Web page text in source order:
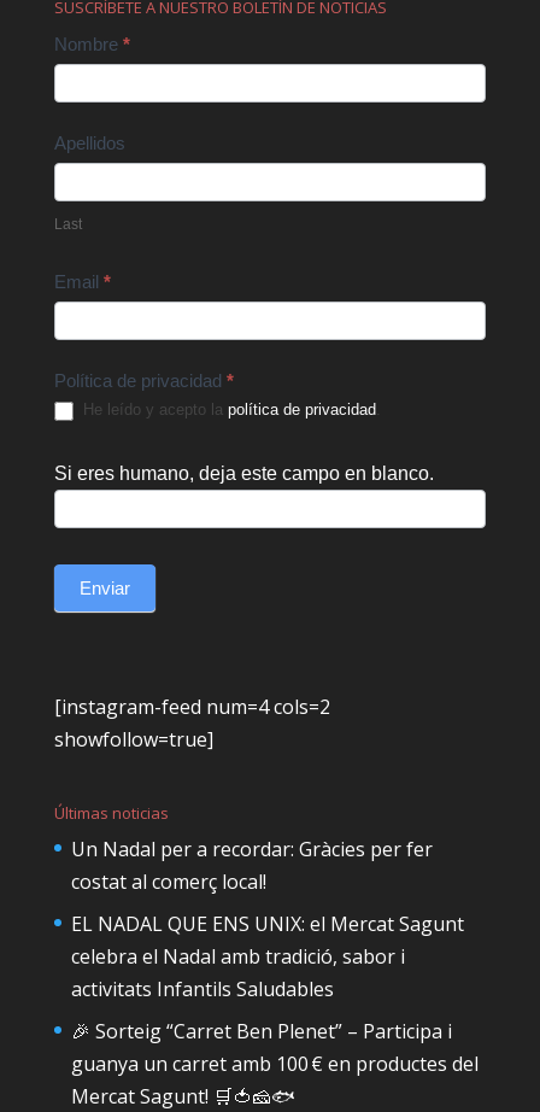
SUSCRÍBETE A NUESTRO BOLETÍN DE NOTICIAS
Contact
Nombre *
Apellidos
Last
Email *
Política de privacidad *
He leído y acepto la política de privacidad.
Si eres humano, deja este campo en blanco.
Enviar
[instagram-feed num=4 cols=2
showfollow=true]
Últimas noticias
Un Nadal per a recordar: Gràcies per fer
costat al comerç local!
EL NADAL QUE ENS UNIX: el Mercat Sagunt
celebra el Nadal amb tradició, sabor i
activitats Infantils Saludables
🎉 Sorteig “Carret Ben Plenet” – Participa i
guanya un carret amb 100 € en productes del
Mercat Sagunt! 🛒🍅🧀🐟